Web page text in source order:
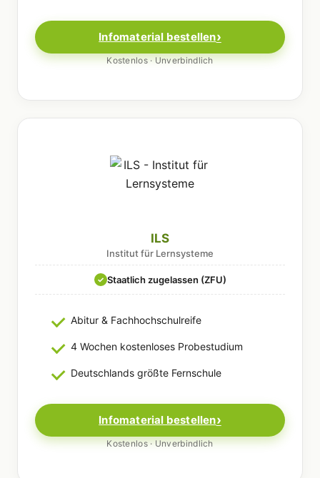
Infomaterial bestellen
Kostenlos · Unverbindlich
ILS
Institut für Lernsysteme
✓ Staatlich zugelassen (ZFU)
Abitur & Fachhochschulreife
4 Wochen kostenloses Probestudium
Deutschlands größte Fernschule
Infomaterial bestellen
Kostenlos · Unverbindlich